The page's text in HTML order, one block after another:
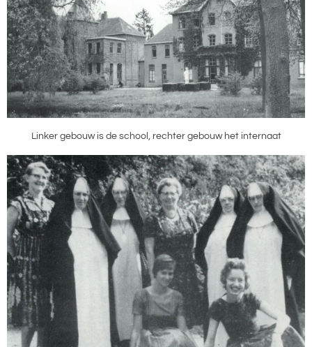
Linker gebouw is de school, rechter gebouw het internaat